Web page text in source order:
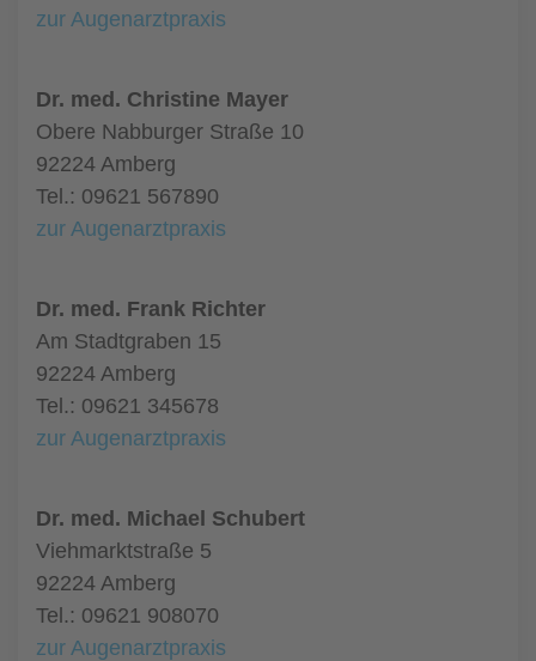
zur Augenarztpraxis
Dr. med. Christine Mayer
Obere Nabburger Straße 10
92224 Amberg
Tel.: 09621 567890
zur Augenarztpraxis
Dr. med. Frank Richter
Am Stadtgraben 15
92224 Amberg
Tel.: 09621 345678
zur Augenarztpraxis
Dr. med. Michael Schubert
Viehmarktstraße 5
92224 Amberg
Tel.: 09621 908070
zur Augenarztpraxis